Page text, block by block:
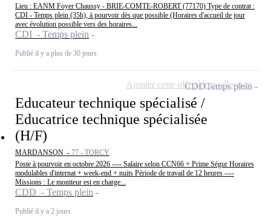
Lieu : EANM Foyer Chaussy - BRIE-COMTE-ROBERT (77170) Type de contrat :
CDI - Temps plein (35h), à pourvoir dès que possible (Horaires d'accueil de jour
avec évolution possible vers des horaires...
CDI - Temps plein
Publié il y a plus de 30 jours
Educateur technique spécialisé /
Educatrice technique spécialisée
(H/F)
MARDANSON - 77 - TORCY
Poste à pourvoir en octobre 2026 ---- Salaire selon CCN66 + Prime Ségur Horaires
modulables d'internat + week-end + nuits Période de travail de 12 heures ----
Missions : Le moniteur est en charge...
CDD - Temps plein
Publié il y a 2 jours
CDDTemps plein
Ajouter cette offre à ma sélection